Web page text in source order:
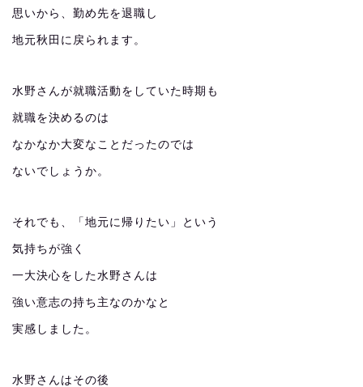
思いから、勤め先を退職し
地元秋田に戻られます。
水野さんが就職活動をしていた時期も
就職を決めるのは
なかなか大変なことだったのでは
ないでしょうか。
それでも、「地元に帰りたい」という
気持ちが強く
一大決心をした水野さんは
強い意志の持ち主なのかなと
実感しました。
水野さんはその後